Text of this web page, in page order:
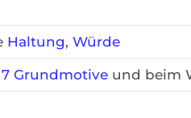
Haltung, Würde
7 Grundmotiveund beim